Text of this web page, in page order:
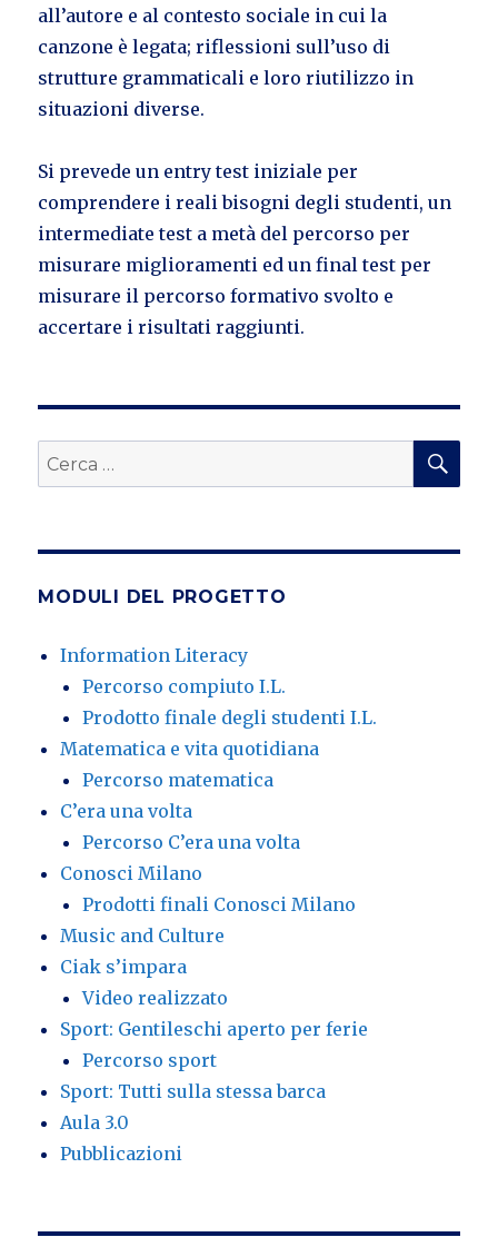
all’autore e al contesto sociale in cui la
canzone è legata; riflessioni sull’uso di
strutture grammaticali e loro riutilizzo in
situazioni diverse.
Si prevede un entry test iniziale per
comprendere i reali bisogni degli studenti, un
intermediate test a metà del percorso per
misurare miglioramenti ed un final test per
misurare il percorso formativo svolto e
accertare i risultati raggiunti.
Cerca:
MODULI DEL PROGETTO
Information Literacy
Percorso compiuto I.L.
Prodotto finale degli studenti I.L.
Matematica e vita quotidiana
Percorso matematica
C’era una volta
Percorso C’era una volta
Conosci Milano
Prodotti finali Conosci Milano
Music and Culture
Ciak s’impara
Video realizzato
Sport: Gentileschi aperto per ferie
Percorso sport
Sport: Tutti sulla stessa barca
Aula 3.0
Pubblicazioni